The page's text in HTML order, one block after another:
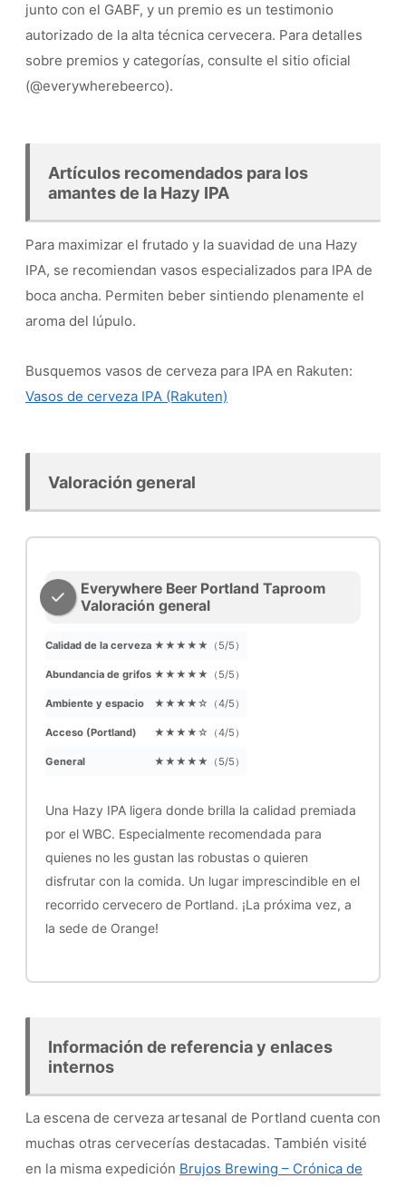
junto con el GABF, y un premio es un testimonio
autorizado de la alta técnica cervecera. Para detalles
sobre premios y categorías, consulte el sitio oficial
(@everywherebeerco).
Artículos recomendados para los
amantes de la Hazy IPA
Para maximizar el frutado y la suavidad de una Hazy
IPA, se recomiendan vasos especializados para IPA de
boca ancha. Permiten beber sintiendo plenamente el
aroma del lúpulo.
Busquemos vasos de cerveza para IPA en Rakuten:
Vasos de cerveza IPA (Rakuten)
Valoración general
Everywhere Beer Portland Taproom
Valoración general
Calidad de la cerveza ★★★★★（5/5）
Abundancia de grifos ★★★★★（5/5）
Ambiente y espacio ★★★★☆（4/5）
Acceso (Portland) ★★★★☆（4/5）
General ★★★★★（5/5）
Una Hazy IPA ligera donde brilla la calidad premiada
por el WBC. Especialmente recomendada para
quienes no les gustan las robustas o quieren
disfrutar con la comida. Un lugar imprescindible en el
recorrido cervecero de Portland. ¡La próxima vez, a
la sede de Orange!
Información de referencia y enlaces
internos
La escena de cerveza artesanal de Portland cuenta con
muchas otras cervecerías destacadas. También visité
en la misma expedición Brujos Brewing – Crónica de